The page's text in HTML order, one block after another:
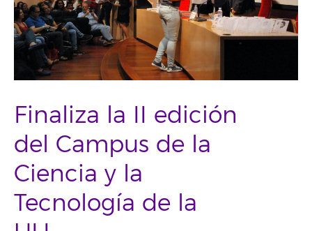
Finaliza la II edición
del Campus de la
Ciencia y la
Tecnología de la